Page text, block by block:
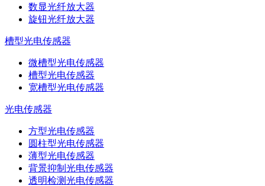
数显光纤放大器
旋钮光纤放大器
槽型光电传感器
微槽型光电传感器
槽型光电传感器
宽槽型光电传感器
光电传感器
方型光电传感器
圆柱型光电传感器
薄型光电传感器
背景抑制光电传感器
透明检测光电传感器